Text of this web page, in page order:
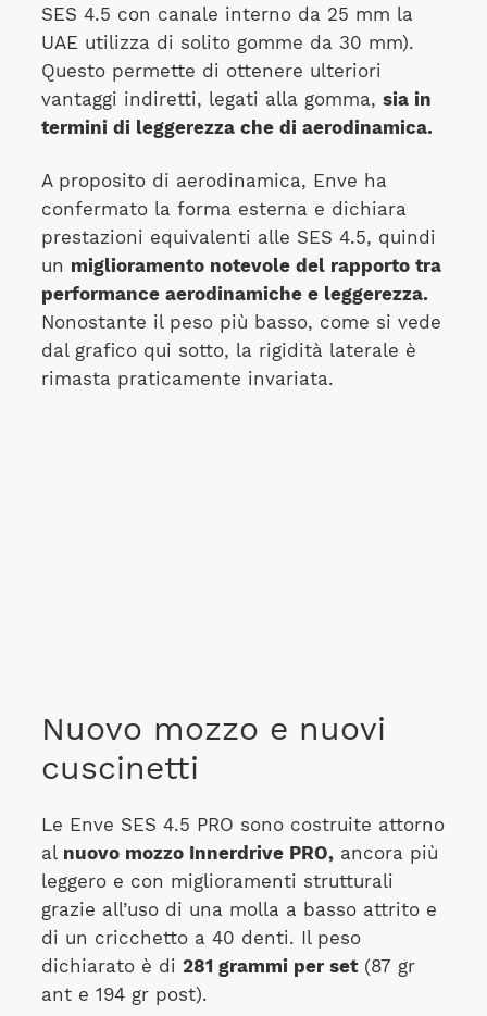
SES 4.5 con canale interno da 25 mm la
UAE utilizza di solito gomme da 30 mm).
Questo permette di ottenere ulteriori
vantaggi indiretti, legati alla gomma, sia in
termini di leggerezza che di aerodinamica.
A proposito di aerodinamica, Enve ha
confermato la forma esterna e dichiara
prestazioni equivalenti alle SES 4.5, quindi
un miglioramento notevole del rapporto tra
performance aerodinamiche e leggerezza.
Nonostante il peso più basso, come si vede
dal grafico qui sotto, la rigidità laterale è
rimasta praticamente invariata.
Nuovo mozzo e nuovi
cuscinetti
Le Enve SES 4.5 PRO sono costruite attorno
al nuovo mozzo Innerdrive PRO,ancora più
leggero e con miglioramenti strutturali
grazie all’uso di una molla a basso attrito e
di un cricchetto a 40 denti. Il peso
dichiarato è di 281 grammi per set(87 gr
ant e 194 gr post).